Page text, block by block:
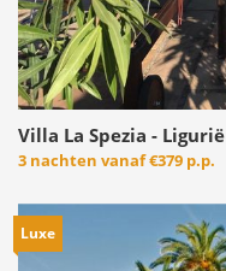
Villa La Spezia - Ligurië
3 nachten vanaf€379 p.p.
Luxe